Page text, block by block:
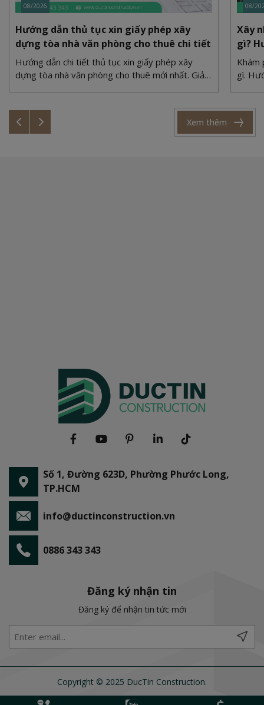
08/2026
Hướng dẫn thủ tục xin giấy phép xây
dựng tòa nhà văn phòng cho thuê chi tiết
Hướng dẫn chi tiết thủ tục xin giấy phép xây
dựng tòa nhà văn phòng cho thuê mới nhất. Giải
08/
Xây
gì?
Khám
gì.
Xem thêm
Số 1, Đường 623D, Phường Phước Long,
TP.HCM
info@ductinconstruction.vn
0886 343 343
Đăng ký nhận tin
Đăng ký để nhận tin tức mới
Copyright © 2025 DucTin Construction.